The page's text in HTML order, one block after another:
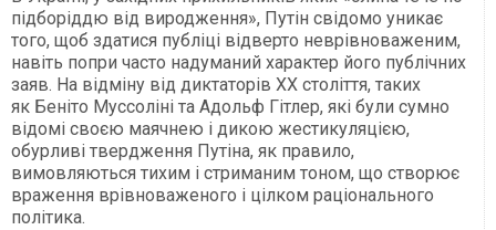
підборіддю від виродження», Путін свідомо уникає
того, щоб здатися публіці відверто неврівноваженим,
навіть попри часто надуманий характер його публічних
заяв. На відміну від диктаторів ХХ століття, таких
як Беніто Муссоліні та Адольф Гітлер, які були сумно
відомі своєю маячнею і дикою жестикуляцією,
обурливі твердження Путіна, як правило,
вимовляються тихим і стриманим тоном, що створює
враження врівноваженого і цілком раціонального
політика.